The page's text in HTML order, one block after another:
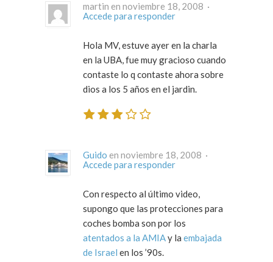
martin en noviembre 18, 2008 ·
Accede para responder
Hola MV, estuve ayer en la charla
en la UBA, fue muy gracioso cuando
contaste lo q contaste ahora sobre
dios a los 5 años en el jardin.
Guido
en noviembre 18, 2008 ·
Accede para responder
Con respecto al último video,
supongo que las protecciones para
coches bomba son por los
atentados a la AMIAy la embajada
de Israel en los ’90s.